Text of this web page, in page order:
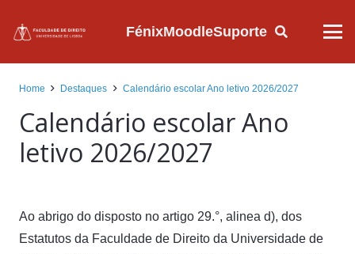
FénixMoodleSuporte
Home Destaques Calendário escolar Ano letivo 2026/2027
Calendário escolar Ano
letivo 2026/2027
Ao abrigo do disposto no artigo 29.°, alinea d), dos
Estatutos da Faculdade de Direito da Universidade de